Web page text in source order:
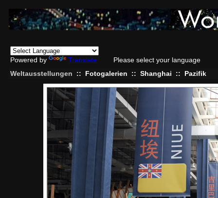
Powered by Translate
Please select your language
Weltausstellungen
:: Fotogalerien :: Shanghai :: Pazifik